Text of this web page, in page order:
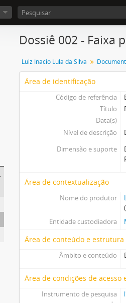
Dossiê 002 - Faixa
Luiz Inácio Lula da Silva
Área de identificação
Código de referência
Título
Data(s)
Nível de descrição
Dimensão e suporte
Área de contextualização
Nome do produtor
Entidade custodiadora
Área de conteúdo e estrutura
Âmbito e conteúdo
Área de condições de acesso
Instrumento de pesquisa